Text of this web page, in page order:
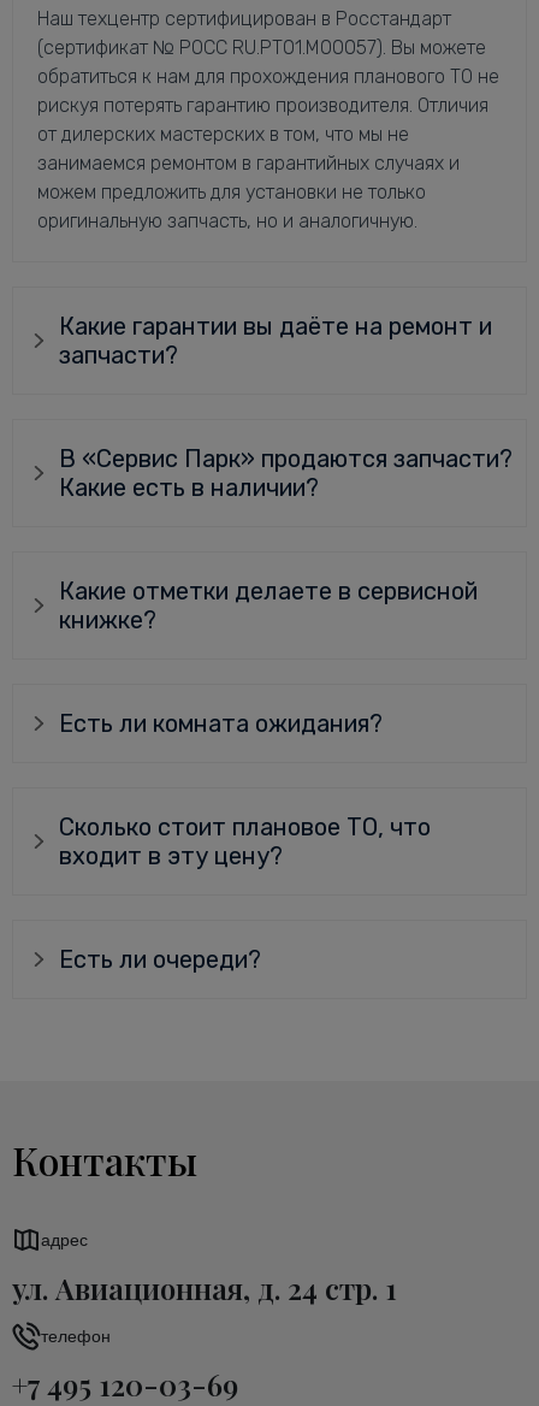
Наш техцентр сертифицирован в Росстандарт
(сертификат № РОСС RU.РТ01.М00057). Вы можете
обратиться к нам для прохождения планового ТО не
рискуя потерять гарантию производителя. Отличия
от дилерских мастерских в том, что мы не
занимаемся ремонтом в гарантийных случаях и
можем предложить для установки не только
оригинальную запчасть, но и аналогичную.
Какие гарантии вы даёте на ремонт и
запчасти?
В «Сервис Парк» продаются запчасти?
Какие есть в наличии?
Какие отметки делаете в сервисной
книжке?
Есть ли комната ожидания?
Сколько стоит плановое ТО, что
входит в эту цену?
Есть ли очереди?
Контакты
адрес
ул. Авиационная, д. 24 стр. 1
телефон
+7 495 120-03-69